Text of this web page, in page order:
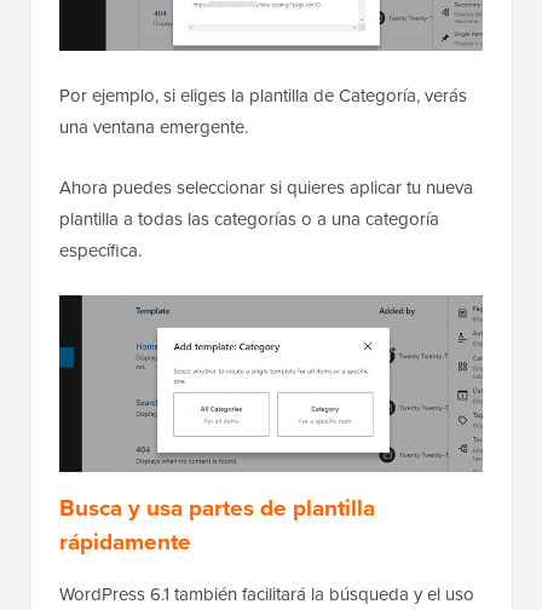
Por ejemplo, si eliges la plantilla de Categoría, verás
una ventana emergente.
Ahora puedes seleccionar si quieres aplicar tu nueva
plantilla a todas las categorías o a una categoría
específica.
Busca y usa partes de plantilla
rápidamente
WordPress 6.1 también facilitará la búsqueda y el uso